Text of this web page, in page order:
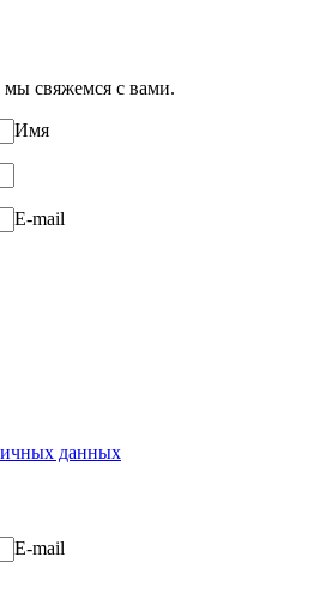
свяжемся с вами.
Имя
E-mail
данных
E-mail